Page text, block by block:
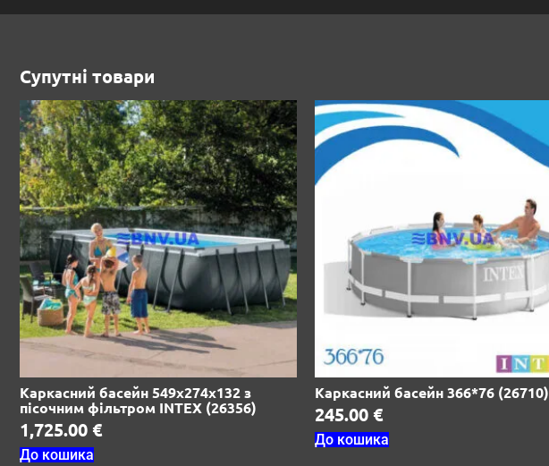
Супутні товари
Каркасний басейн 549х274х132 з
пісочним фільтром INTEX (26356)
1,725.00 €
До кошика
Каркасний басейн 366*76 (26710)
245.00 €
До кошика